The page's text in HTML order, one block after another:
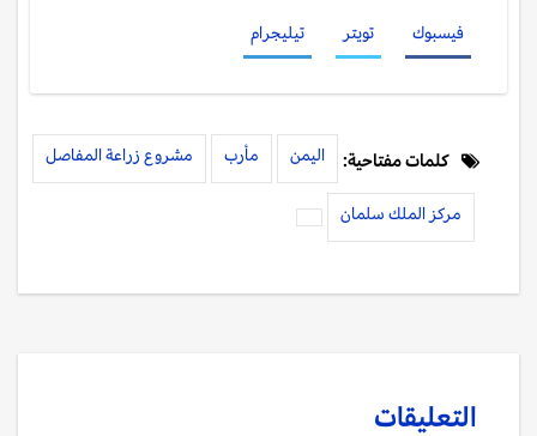
فيسبوك تويتر تيليجرام
كلمات مفتاحية: اليمن مأرب مشروع زراعة المفاصل
مركز الملك سلمان
التعليقات